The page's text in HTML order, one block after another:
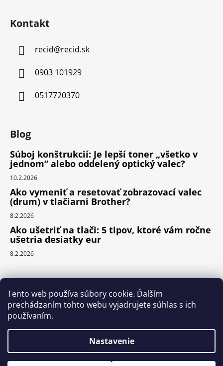
Tento web používa súbory cookie. Ďalším
prechádzaním tohto webu vyjadrujete súhlas s ich
používaním.
Nastavenie
Kontakt
recid@recid.sk
0903 101929
0517720370
Blog
Súboj konštrukcií: Je lepší toner „všetko v
jednom“ alebo oddelený optický valec?
10.2.2026
Ako vymeniť a resetovať zobrazovací valec
(drum) v tlačiarni Brother?
8.2.2026
Ako ušetriť na tlači: 5 tipov, ktoré vám ročne
ušetria desiatky eur
8.2.2026
Prijímame online platby
Vytvoril Shoptet